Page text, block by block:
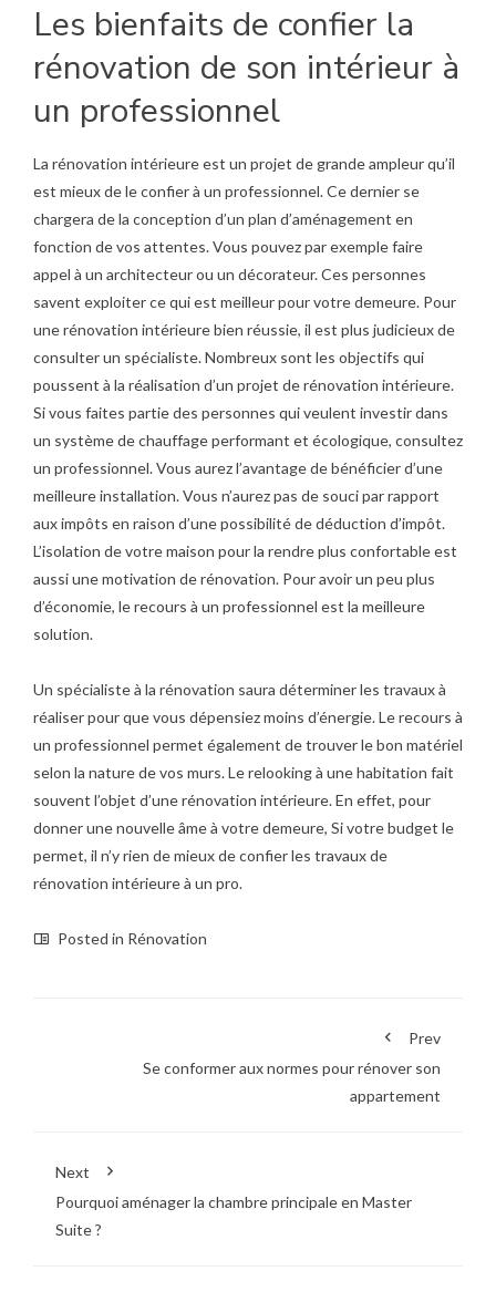
Les bienfaits de confier la
rénovation de son intérieur à
un professionnel
La rénovation intérieure est un projet de grande ampleur qu’il
est mieux de le confier à un professionnel. Ce dernier se
chargera de la conception d’un plan d’aménagement en
fonction de vos attentes. Vous pouvez par exemple faire
appel à un architecteur ou un décorateur. Ces personnes
savent exploiter ce qui est meilleur pour votre demeure. Pour
une rénovation intérieure bien réussie, il est plus judicieux de
consulter un spécialiste. Nombreux sont les objectifs qui
poussent à la réalisation d’un projet de rénovation intérieure.
Si vous faites partie des personnes qui veulent investir dans
un système de chauffage performant et écologique, consultez
un professionnel. Vous aurez l’avantage de bénéficier d’une
meilleure installation. Vous n’aurez pas de souci par rapport
aux impôts en raison d’une possibilité de déduction d’impôt.
L’isolation de votre maison pour la rendre plus confortable est
aussi une motivation de rénovation. Pour avoir un peu plus
d’économie, le recours à un professionnel est la meilleure
solution.
Un spécialiste à la rénovation saura déterminer les travaux à
réaliser pour que vous dépensiez moins d’énergie. Le recours à
un professionnel permet également de trouver le bon matériel
selon la nature de vos murs. Le relooking à une habitation fait
souvent l’objet d’une rénovation intérieure. En effet, pour
donner une nouvelle âme à votre demeure, Si votre budget le
permet, il n’y rien de mieux de confier les travaux de
rénovation intérieure à un pro.
Posted in Rénovation
Prev
Se conformer aux normes pour rénover son
appartement
Next
Pourquoi aménager la chambre principale en Master
Suite ?